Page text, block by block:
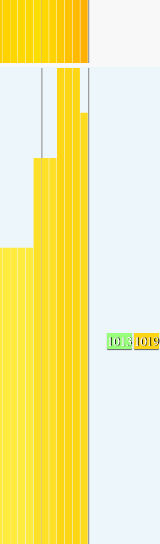
10131019